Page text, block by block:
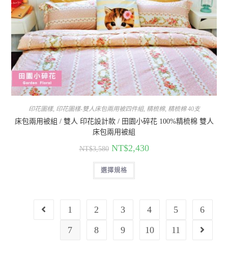
印花圖樣, 印花圖樣-雙人床包兩用被四件組, 精梳棉, 精梳棉 40支
床包兩用被組 / 雙人 印花設計款 / 田園小碎花 100%精梳棉 雙人
床包兩用被組
NT$3,580 NT$2,430
選擇規格
1 2 3 4 5
6
7
8 9 10 11